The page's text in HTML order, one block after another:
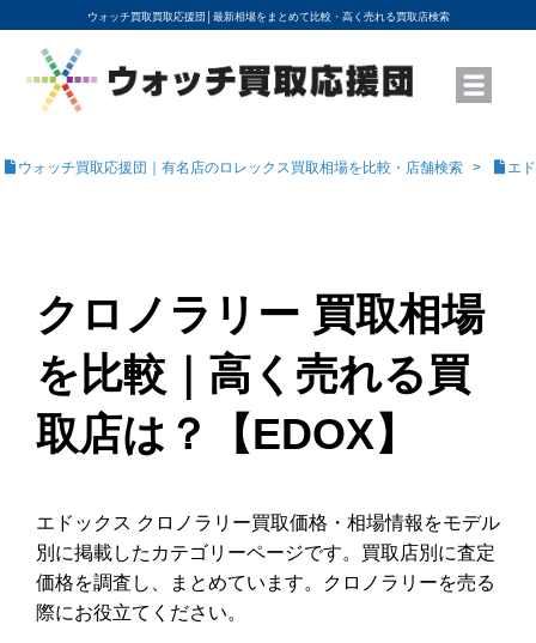
ウォッチ買取買取応援団│ 最新相場をまとめて比較・高く売れる買取店検索
YouTubeで動画を公開中
ROLEXモデル名から買取相場を調べる
高級時計ブランド名から買取相場を調べる
地域から買取店を探す
店舗名から買取店を探す
ブランド時計を高く売る方法
買取査定を依頼する
ウォッチ買取応援団｜有名店のロレックス買取相場を比較・店舗検索 エ
クロノラリー 買取相場
を比較｜高く売れる買
取店は？【EDOX】
エドックス クロノラリー買取価格・相場情報をモデル
別に掲載したカテゴリーページです。買取店別に査定
価格を調査し、まとめています。クロノラリーを売る
際にお役立てください。